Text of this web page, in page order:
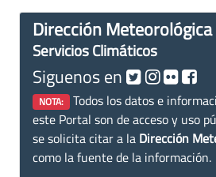
Dirección
Servicios Climáticos
Siguenos en
NOTA: Todos los datos e
este Portal son de acceso y uso
se solicita citar a la Dirección
como la fuente de la información.